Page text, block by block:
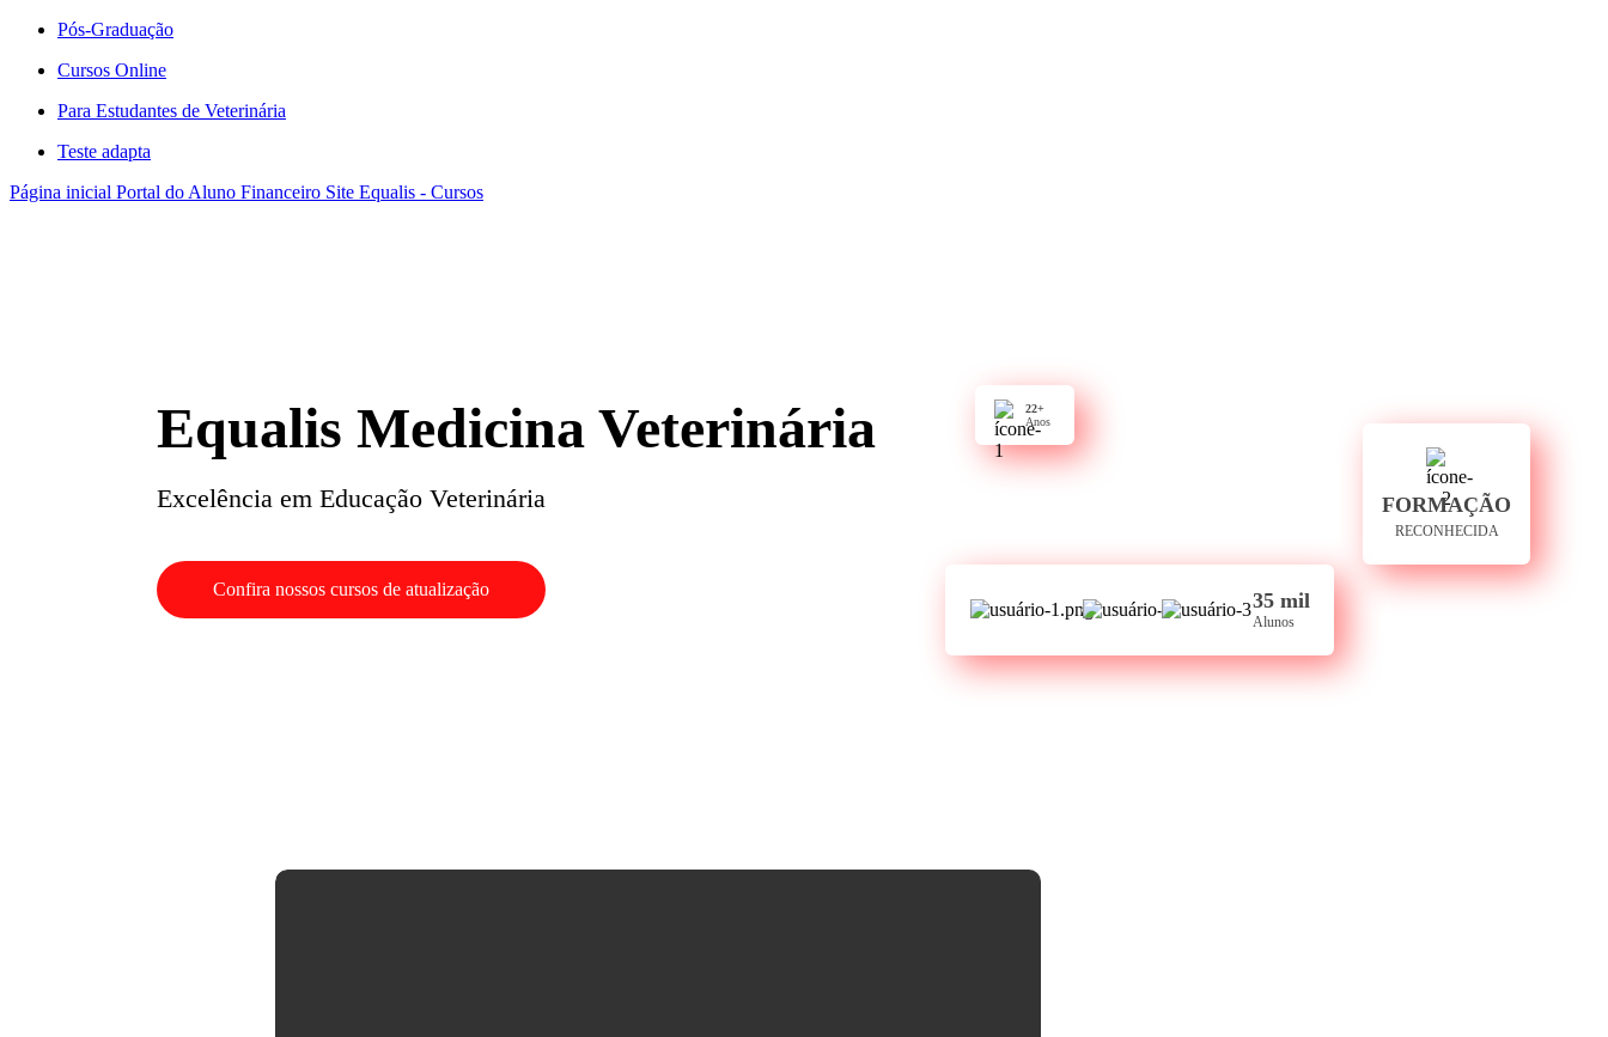
Pós-Graduação
Cursos Online
Para Estudantes de Veterinária
Teste adapta
Página inicial Portal do Aluno Financeiro Site Equalis - Cursos
Equalis Medicina Veterinária
Excelência em Educação Veterinária
Confira nossos cursos de atualização
22+
Anos
FORMAÇÃO
RECONHECIDA
35 mil
Alunos